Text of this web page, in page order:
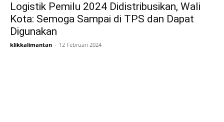
Logistik Pemilu 2024 Didistribusikan, Wali
Kota: Semoga Sampai di TPS dan Dapat
Digunakan
klikkalimantan - 12 Februari 2024